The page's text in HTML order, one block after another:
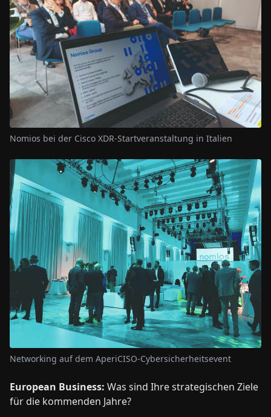
Nomios bei der Cisco XDR-Startveranstaltung in Italien
Networking auf dem AperiCISO-Cybersicherheitsevent
European Business: Was sind Ihre strategischen Ziele
für die kommenden Jahre?